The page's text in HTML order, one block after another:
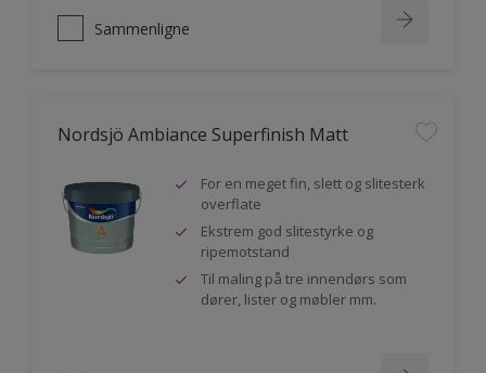
Sammenligne
Nordsjö Ambiance Superfinish Matt
For en meget fin, slett og slitesterk
overflate
Ekstrem god slitestyrke og
ripemotstand
Til maling på tre innendørs som
dører, lister og møbler mm.